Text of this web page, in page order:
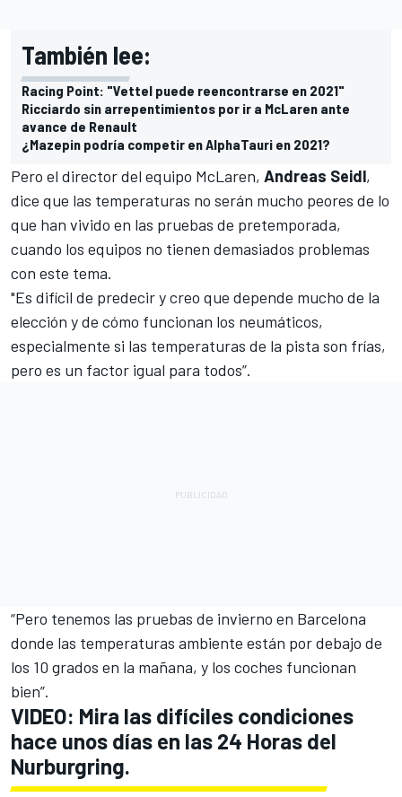
También lee:
Racing Point: "Vettel puede reencontrarse en 2021"
Ricciardo sin arrepentimientos por ir a McLaren ante
avance de Renault
¿Mazepin podría competir en AlphaTauri en 2021?
Pero el director del equipo McLaren, Andreas Seidl,
dice que las temperaturas no serán mucho peores de lo
que han vivido en las pruebas de pretemporada,
cuando los equipos no tienen demasiados problemas
con este tema.
"Es difícil de predecir y creo que depende mucho de la
elección y de cómo funcionan los neumáticos,
especialmente si las temperaturas de la pista son frías,
pero es un factor igual para todos”.
“Pero tenemos las pruebas de invierno en Barcelona
donde las temperaturas ambiente están por debajo de
los 10 grados en la mañana, y los coches funcionan
bien”.
VIDEO: Mira las difíciles condiciones
hace unos días en las 24 Horas del
Nurburgring.